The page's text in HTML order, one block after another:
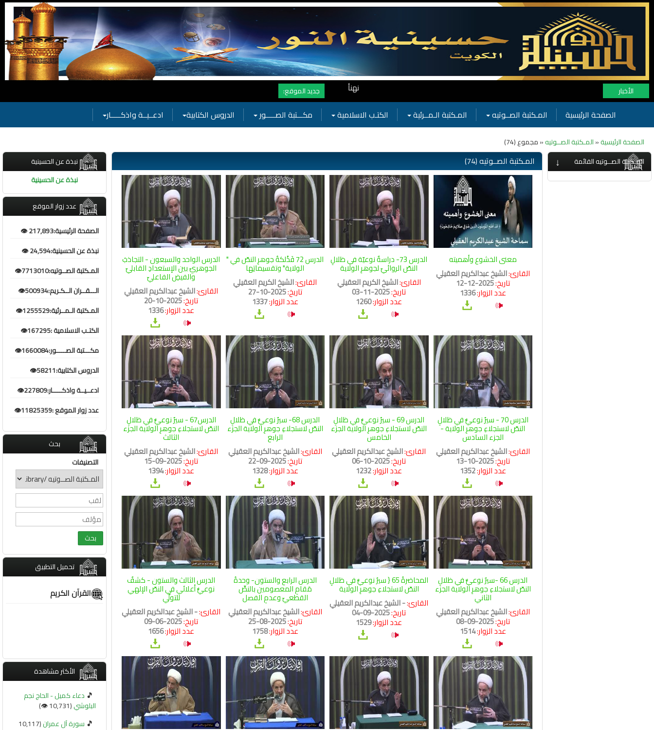
الأخبار نهنأ المتابعين لموفع النور بوصول المشاهدات الى الرقم القياسي 11 مليون مشاهدة خلال فترة قصيرة وهذا كله بجهودكم واهتمامكم بفعاليات الحسينية
جديد الموقع:
الصفحة الرئيسية المـكتبة الصــوتيه المـكتبة الـمــرئية الكتـب الاسلامية مكـــتبة الصـــــور الدروس الكتابية ادعــيــة واذكـــــار
الصفحة الرئيسية«المـكتبة الصــوتيه« مجموع (74)
↓ المـكتبة الصــوتيه القائمة المـكتبة الصــوتيه (74)
معنى الخشوع وأهميته
القارئ:الشيخ عبدالكريم العقيلي
تاريخ:2025-12-12
عدد الزوار:1336
الدرس 73- دراسةٌ نوعيّة في ظلالِ
النصّ الروائيّ لجوهرِ الولاية
القارئ:الشيخ الكريم العقيلي
تاريخ:2025-11-03
عدد الزوار:1260
الدرس 72 فَذْلكةُ جوهرِ النصّ في "
الولاية" وتقسيماتِها
القارئ:الشيخ الكريم العقيلي
تاريخ:2025-10-27
عدد الزوار:1337
الدرس الواحد والسبعون - التجاذبُ
الجوهريّ بين الإستعدادِ القابليّ
والفيضِ الفاعليّ
القارئ:الشيخ عبدالكريم العقيلي
تاريخ:2025-10-20
عدد الزوار:1336
الدرس 70 - سيرٌ نوعيٌّ في ظلالِ
النصّ لاستجلاءِ جوهرِ الولاية -
الجزء السادس
القارئ:الشيخ عبدالكريم العقيلي
تاريخ:2025-10-13
عدد الزوار:1352
الدرس 69 - سيرٌ نوعيٌّ في ظلالِ
النصّ لاستجلاءِ جوهرِ الولاية الجزء
الخامس
القارئ:الشيخ عبدالكريم العقيلي
تاريخ:2025-10-06
عدد الزوار:1232
الدرس 68- سيرٌ نوعيٌّ في ظلالِ
النصّ لاستجلاءِ جوهرِ الولاية الجزء
الرابع
القارئ:الشيخ عبدالكريم العقيلي
تاريخ:2025-09-22
عدد الزوار:1328
الدرس67 - سيرٌ نوعيٌّ في ظلالِ
النصّ لاستجلاءِ جوهرِ الولاية الجزء
الثالث
القارئ:الشيخ عبدالكريم العقيلي
تاريخ:2025-09-15
عدد الزوار:1394
الدرس 66 -سيرٌ نوعيٌّ في ظلالِ
النصّ لاستجلاءِ جوهرِ الولاية الجزء
الثاني
القارئ:الشيخ عبدالكريم العقيلي
تاريخ:2025-09-08
عدد الزوار:1514
المحاضرةُ 65 { سيرٌ نوعيٌّ في ظلالِ
النصّ لاستجلاءِ جوهرِ الولاية
القارئ:- الشيخ عبدالكريم العقيلي
تاريخ:2025-09-04
عدد الزوار:1529
الدرس الرابع والستون- وحدةُ
مَقامِ المعصومين بالنصِّ
القطعيّ وعدمِ الفصل
القارئ:الشيخ عبدالكريم العقيلي
تاريخ:2025-08-25
عدد الزوار:1758
الدرس الثالث والستون - كشفٌ
نوعيٌّ أعلائي في النصّ الإلهي
للتولّي
القارئ:- الشيخ عبدالكريم العقيلي
تاريخ:2025-06-09
عدد الزوار:1656
نبذة عن الحسينية
نبذة عن الحسينية
عدد زوار الموقع
الصفحة الرئيسية:217,893 👁️
نبذة عن الحسينية:24,594 👁️
المـكتبة الصــوتيه:7713010👁️
الـــقــران الــكـريم:500934👁️
المـكتبة الـمــرئية:1255529👁️
الكتـب الاسلامية :167295👁️
مكـــتبة الصـــــور:1660084👁️
الدروس الكتابية:58211👁️
ادعــيــة واذكـــــار:227809👁️
عدد زوار الموقع :11825359👁️
بحث
التصنيفات
تحميل التطبيق
القرآن الكريم
الأكثر مشاهدة
🎵 دعاء كميل - الحاج نجم
البلوشي(10,731 👁️)
🎵 سورة آل عمران (10,117